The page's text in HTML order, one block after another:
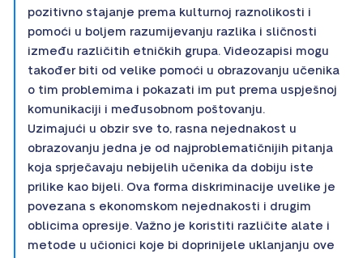
pozitivno stajanje prema kulturnoj raznolikosti i
pomoći u boljem razumijevanju razlika i sličnosti
između različitih etničkih grupa. Videozapisi mogu
također biti od velike pomoći u obrazovanju učenika
o tim problemima i pokazati im put prema uspješnoj
komunikaciji i međusobnom poštovanju.
Uzimajući u obzir sve to, rasna nejednakost u
obrazovanju jedna je od najproblematičnijih pitanja
koja sprječavaju nebijelih učenika da dobiju iste
prilike kao bijeli. Ova forma diskriminacije uvelike je
povezana s ekonomskom nejednakosti i drugim
oblicima opresije. Važno je koristiti različite alate i
metode u učionici koje bi doprinijele uklanjanju ove